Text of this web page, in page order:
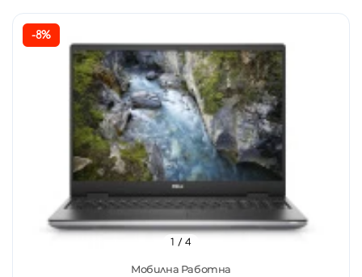
-8%
Мобилна Работна
1 / 4